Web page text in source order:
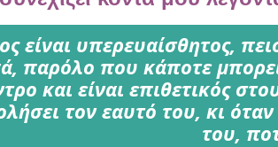
είναι υπερευαίσθητος,
παρόλο που κάποτε μπορεί
και είναι επιθετικός
τον εαυτό του, κι
του,